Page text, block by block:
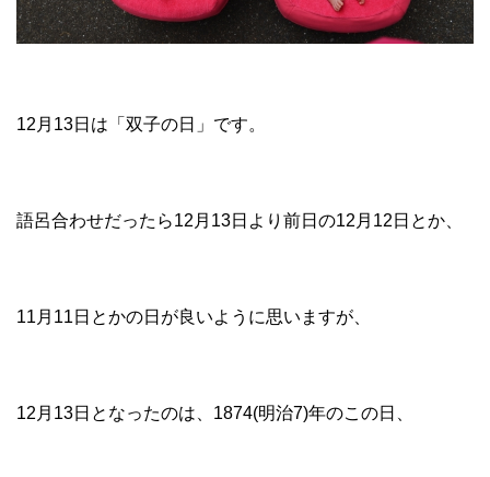
12月13日は「双子の日」です。
語呂合わせだったら12月13日より前日の12月12日とか、
11月11日とかの日が良いように思いますが、
12月13日となったのは、1874(明治7)年のこの日、